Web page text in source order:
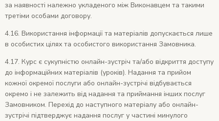
за наявності належно укладеного між Виконавцем та такими
третіми особами договору.
4.16. Використання інформації та матеріалів допускається лише
в особистих цілях та особистого використання Замовника.
4.17. Курс є сукупністю онлайн-зустріч та/або відкриття доступу
до інформаційних матеріалів (уроків). Надання та прийом
кожної окремої послуги або онлайн-зустрічі відбувається
окремо і не залежить від надання та приймання інших послуг
Замовником. Перехід до наступного матеріалу або онлайн-
зустрічі підтверджує надання послуг у частині минулого